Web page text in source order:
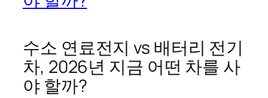
수소 연료전지 vs 배터리 전기
차, 2026년 지금 어떤 차를 사
야 할까?